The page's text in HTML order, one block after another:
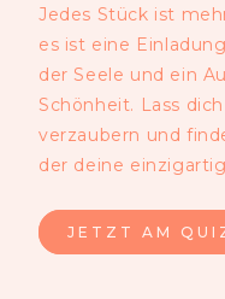
Jedes Stück ist
es ist eine
der Seele und ein
Schönheit. Lass
verzaubern und
der deine
JETZT AM